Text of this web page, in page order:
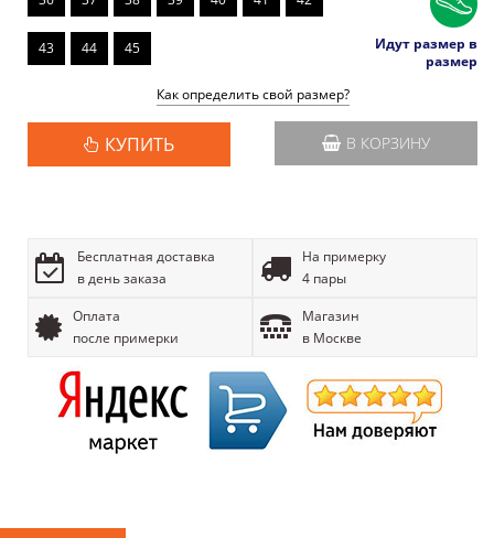
43 44 45
Идут размер в
размер
Как определить свой размер?
КУПИТЬ В КОРЗИНУ
Бесплатная доставка
в день заказа
На примерку
4 пары
Оплата
после примерки
Магазин
в Москве